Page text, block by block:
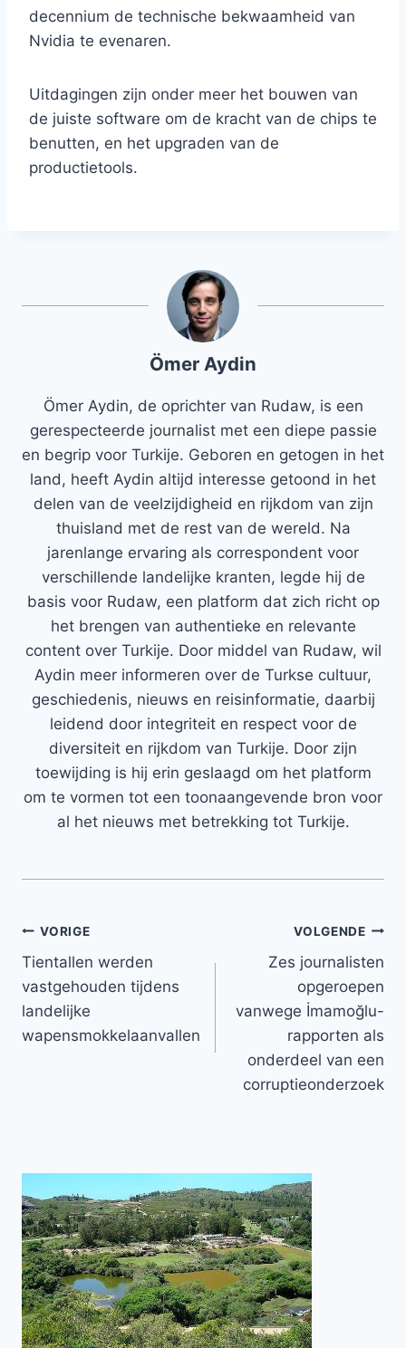
decennium de technische bekwaamheid van
Nvidia te evenaren.
Uitdagingen zijn onder meer het bouwen van
de juiste software om de kracht van de chips te
benutten, en het upgraden van de
productietools.
Ömer Aydin
Ömer Aydin, de oprichter van Rudaw, is een
gerespecteerde journalist met een diepe passie
en begrip voor Turkije. Geboren en getogen in het
land, heeft Aydin altijd interesse getoond in het
delen van de veelzijdigheid en rijkdom van zijn
thuisland met de rest van de wereld. Na
jarenlange ervaring als correspondent voor
verschillende landelijke kranten, legde hij de
basis voor Rudaw, een platform dat zich richt op
het brengen van authentieke en relevante
content over Turkije. Door middel van Rudaw, wil
Aydin meer informeren over de Turkse cultuur,
geschiedenis, nieuws en reisinformatie, daarbij
leidend door integriteit en respect voor de
diversiteit en rijkdom van Turkije. Door zijn
toewijding is hij erin geslaagd om het platform
om te vormen tot een toonaangevende bron voor
al het nieuws met betrekking tot Turkije.
Bericht
navigatie
VORIGE
Tientallen werden
vastgehouden tijdens
landelijke
wapensmokkelaanvallen
VOLGENDE
Zes journalisten
opgeroepen
vanwege İmamoğlu-
rapporten als
onderdeel van een
corruptieonderzoek